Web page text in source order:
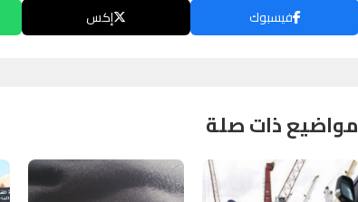
فيسبوك إكس
مواضيع ذات صلة